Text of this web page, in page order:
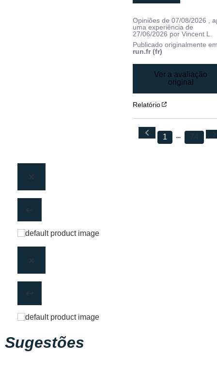
Opiniões de07/08/2026
,
uma experiência de
27/06/2026 porVincent L.
Publicado originalmente
run.fr (fr)
Ver a avaliação
original
Relatório
1 74
Sugestões